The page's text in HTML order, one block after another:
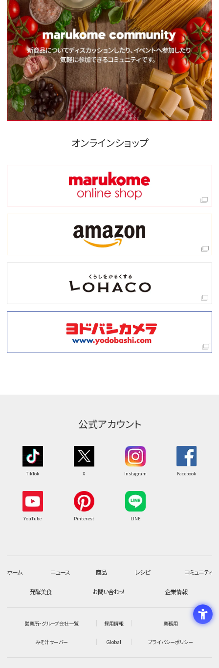
オンラインショップ
公式アカウント
TikTok X Instagram Facebook
YouTube Pinterest LINE
ホーム ニュース 商品 レシピ コミュニティ
発酵美食 お問い合わせ 企業情報
営業所・グループ会社一覧 採用情報 業務用
みそ汁サーバー Global プライバシーポリシー